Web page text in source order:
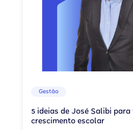
Gestão
5 ideias de José Salibi
crescimento escolar